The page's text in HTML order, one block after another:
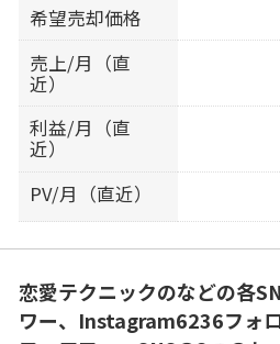
希望売却価格
売上/月（直
近）
利益/月（直
近）
PV/月（直近）
恋愛テクニックのなどの各
ワー、Instagram6236フォ